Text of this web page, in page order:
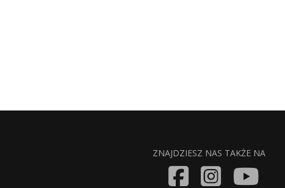
ZNAJDZIESZ NAS TAKŻE NA